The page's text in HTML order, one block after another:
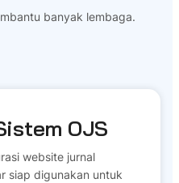
banyak lembaga.
OJS
website jurnal
siap digunakan untuk